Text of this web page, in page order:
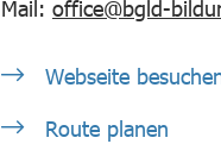
Mail: office@bgld-
Webseite
Route planen